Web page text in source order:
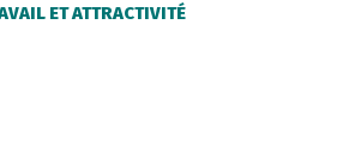
ET ATTRACTIVITÉ